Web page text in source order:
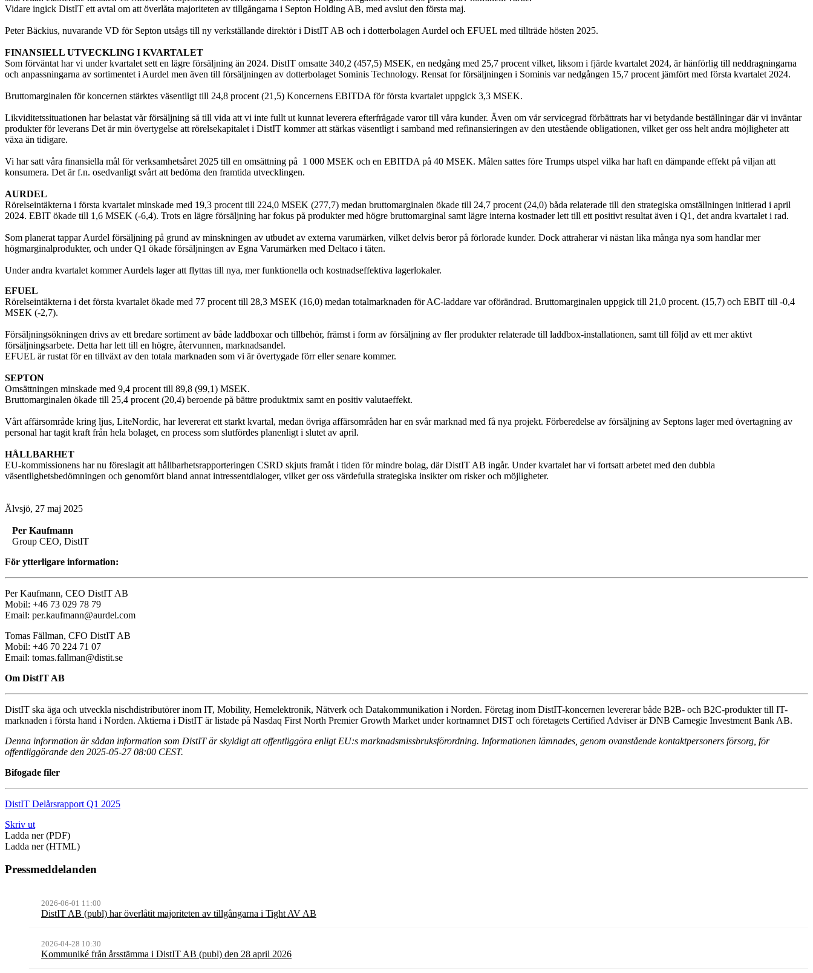
Vidare ingick DistIT ett avtal om att överlåta majoriteten av tillgångarna i Septon Holding AB, med avslut den första maj.
Peter Bäckius, nuvarande VD för Septon utsågs till ny verkställande direktör i DistIT AB och i dotterbolagen Aurdel och EFUEL med tillträde hösten 2025.
FINANSIELL UTVECKLING I KVARTALET
Som förväntat har vi under kvartalet sett en lägre försäljning än 2024. DistIT omsatte 340,2 (457,5) MSEK, en nedgång med 25,7 procent vilket, liksom i fjärde kvartalet 2024, är hänförlig till neddragningarna
och anpassningarna av sortimentet i Aurdel men även till försäljningen av dotterbolaget Sominis Technology. Rensat for försäljningen i Sominis var nedgången 15,7 procent jämfört med första kvartalet 2024.
Bruttomarginalen för koncernen stärktes väsentligt till 24,8 procent (21,5) Koncernens EBITDA för första kvartalet uppgick 3,3 MSEK.
Likviditetssituationen har belastat vår försäljning så till vida att vi inte fullt ut kunnat leverera efterfrågade varor till våra kunder. Även om vår servicegrad förbättrats har vi betydande beställningar där vi inväntar
produkter för leverans Det är min övertygelse att rörelsekapitalet i DistIT kommer att stärkas väsentligt i samband med refinansieringen av den utestående obligationen, vilket ger oss helt andra möjligheter att
växa än tidigare.
Vi har satt våra finansiella mål för verksamhetsåret 2025 till en omsättning på 1 000 MSEK och en EBITDA på 40 MSEK. Målen sattes före Trumps utspel vilka har haft en dämpande effekt på viljan att
konsumera. Det är f.n. osedvanligt svårt att bedöma den framtida utvecklingen.
AURDEL
Rörelseintäkterna i första kvartalet minskade med 19,3 procent till 224,0 MSEK (277,7) medan bruttomarginalen ökade till 24,7 procent (24,0) båda relaterade till den strategiska omställningen initierad i april
2024. EBIT ökade till 1,6 MSEK (-6,4). Trots en lägre försäljning har fokus på produkter med högre bruttomarginal samt lägre interna kostnader lett till ett positivt resultat även i Q1, det andra kvartalet i rad.
Som planerat tappar Aurdel försäljning på grund av minskningen av utbudet av externa varumärken, vilket delvis beror på förlorade kunder. Dock attraherar vi nästan lika många nya som handlar mer
högmarginalprodukter, och under Q1 ökade försäljningen av Egna Varumärken med Deltaco i täten.
Under andra kvartalet kommer Aurdels lager att flyttas till nya, mer funktionella och kostnadseffektiva lagerlokaler.
EFUEL
Rörelseintäkterna i det första kvartalet ökade med 77 procent till 28,3 MSEK (16,0) medan totalmarknaden för AC-laddare var oförändrad. Bruttomarginalen uppgick till 21,0 procent. (15,7) och EBIT till -0,4
MSEK (-2,7).
Försäljningsökningen drivs av ett bredare sortiment av både laddboxar och tillbehör, främst i form av försäljning av fler produkter relaterade till laddbox-installationen, samt till följd av ett mer aktivt
försäljningsarbete. Detta har lett till en högre, återvunnen, marknadsandel.
EFUEL är rustat för en tillväxt av den totala marknaden som vi är övertygade förr eller senare kommer.
SEPTON
Omsättningen minskade med 9,4 procent till 89,8 (99,1) MSEK.
Bruttomarginalen ökade till 25,4 procent (20,4) beroende på bättre produktmix samt en positiv valutaeffekt.
Vårt affärsområde kring ljus, LiteNordic, har levererat ett starkt kvartal, medan övriga affärsområden har en svår marknad med få nya projekt. Förberedelse av försäljning av Septons lager med övertagning av
personal har tagit kraft från hela bolaget, en process som slutfördes planenligt i slutet av april.
HÅLLBARHET
EU-kommissionens har nu föreslagit att hållbarhetsrapporteringen CSRD skjuts framåt i tiden för mindre bolag, där DistIT AB ingår. Under kvartalet har vi fortsatt arbetet med den dubbla
väsentlighetsbedömningen och genomfört bland annat intressentdialoger, vilket ger oss värdefulla strategiska insikter om risker och möjligheter.
Älvsjö, 27 maj 2025
Per Kaufmann
Group CEO, DistIT
För ytterligare information:
Per Kaufmann, CEO DistIT AB
Mobil: +46 73 029 78 79
Email: per.kaufmann@aurdel.com
Tomas Fällman, CFO DistIT AB
Mobil: +46 70 224 71 07
Email: tomas.fallman@distit.se
Om DistIT AB
DistIT ska äga och utveckla nischdistributörer inom IT, Mobility, Hemelektronik, Nätverk och Datakommunikation i Norden. Företag inom DistIT-koncernen levererar både B2B- och B2C-produkter till IT-
marknaden i första hand i Norden. Aktierna i DistIT är listade på Nasdaq First North Premier Growth Market under kortnamnet DIST och företagets Certified Adviser är DNB Carnegie Investment Bank AB.
Denna information är sådan information som DistIT är skyldigt att offentliggöra enligt EU:s marknadsmissbruksförordning. Informationen lämnades, genom ovanstående kontaktpersoners försorg, för
offentliggörande den 2025-05-27 08:00 CEST.
Bifogade filer
DistIT Delårsrapport Q1 2025
Skriv ut
Ladda ner (PDF)
Ladda ner (HTML)
Pressmeddelanden
2026-06-01 11:00
DistIT AB (publ) har överlåtit majoriteten av tillgångarna i Tight AV AB
2026-04-28 10:30
Kommuniké från årsstämma i DistIT AB (publ) den 28 april 2026